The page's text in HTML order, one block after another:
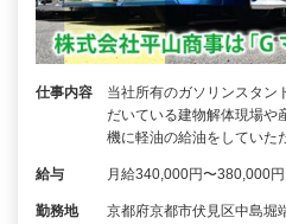
仕事内容
当社所有のガソリンスタン
だいている建物解体現場や
機に軽油の給油をしてい
給与 月給340,000円〜380,000
勤務地
京都府京都市伏見区中島堀